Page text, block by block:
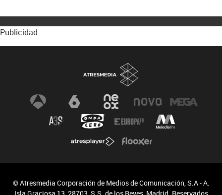
Publicidad
© Atresmedia Corporación de Medios de Comunicación, S.A - A.